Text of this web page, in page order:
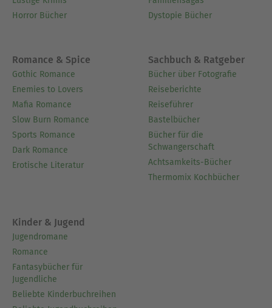
Horror Bücher
Dystopie Bücher
Romance & Spice
Gothic Romance
Enemies to Lovers
Mafia Romance
Slow Burn Romance
Sports Romance
Dark Romance
Erotische Literatur
Sachbuch & Ratgeber
Bücher über Fotografie
Reiseberichte
Reiseführer
Bastelbücher
Bücher für die
Schwangerschaft
Achtsamkeits-Bücher
Thermomix Kochbücher
Kinder & Jugend
Jugendromane
Romance
Fantasybücher für
Jugendliche
Beliebte Kinderbuchreihen